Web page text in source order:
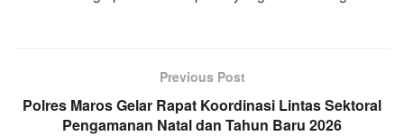
Previous Post
Polres Maros Gelar Rapat Koordinasi Lintas Sektoral
Pengamanan Natal dan Tahun Baru 2026